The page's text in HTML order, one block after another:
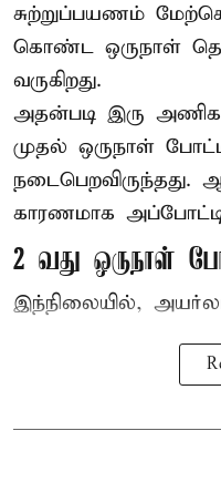
சுற்றுப்பயணம்
கொண்ட ஒருநாள்
வருகிறது.
அதன்படி இரு
முதல் ஒருநாள்
காரணமாக
2 வது ஒருநாள்
இந்நிலையில்,